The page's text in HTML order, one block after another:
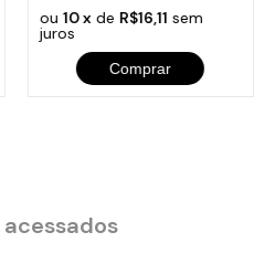
de Alumínio Alça Madeira
ou 10 xde R$16,11 sem
juros
Comprar
acessados